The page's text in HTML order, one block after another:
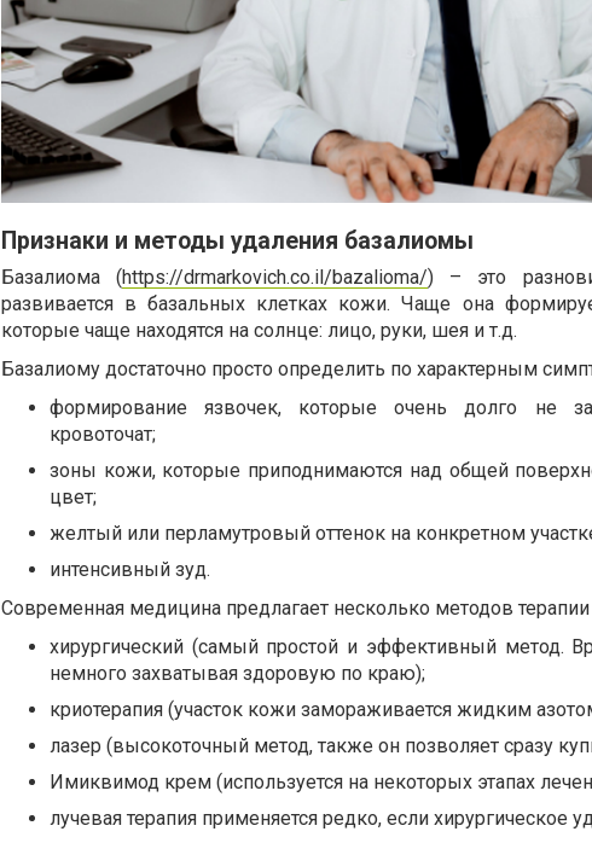
Признаки и методы удаления базалиомы
Базалиома (https://drmarkovich.co.il/bazalioma/) – это
развивается в базальных клетках кожи. Чаще она
которые чаще находятся на солнце: лицо, руки, шея и т.д.
Базалиому достаточно просто определить по характерным
формирование язвочек, которые очень долго не
кровоточат;
зоны кожи, которые приподнимаются над общей
цвет;
желтый или перламутровый оттенок на конкретном
интенсивный зуд.
Современная медицина предлагает несколько методов
хирургический (самый простой и эффективный метод.
немного захватывая здоровую по краю);
криотерапия (участок кожи замораживается жидким
лазер (высокоточный метод, также он позволяет сразу
Имиквимод крем (используется на некоторых этапах
лучевая терапия применяется редко, если хирургическое